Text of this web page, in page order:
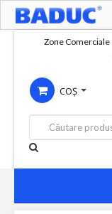
Compania
Servicii
Productie
Contact
Zone Comerciale
COȘ